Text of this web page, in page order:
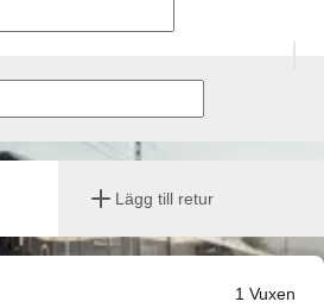
Lägg till retur
1 Vuxen